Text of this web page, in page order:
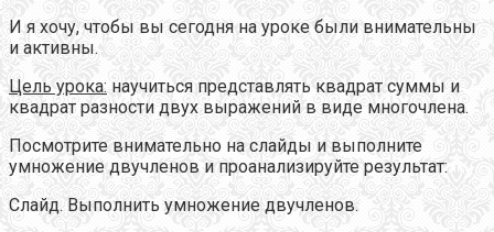
И я хочу, чтобы вы сегодня на уроке были внимательны
и активны.
Цель урока: научиться представлять квадрат суммы и
квадрат разности двух выражений в виде многочлена.
Посмотрите внимательно на слайды и выполните
умножение двучленов и проанализируйте результат:
Слайд. Выполнить умножение двучленов.